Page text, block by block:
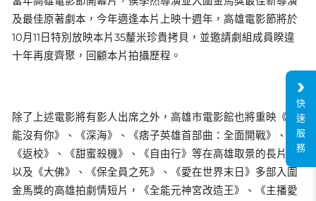
及最佳原著劇本，今年適逢本片上映十週年，高雄電影節將於
10月11日特別放映本片35釐米珍貴拷貝，並邀請劇組成員睽違
十年再度齊聚，回顧本片拍攝歷程。
除了上述電影將有影人出席之外，高雄市電影館也將重映《不
能沒有你》、《深海》、《痞子英雄首部曲：全面開戰》、
《返校》、《甜蜜殺機》、《自由行》等在高雄取景的長片，
以及《大佛》、《保全員之死》、《愛在世界末日》多部入圍
金馬獎的高雄拍劇情短片，《全能元神宮改造王》、《主播愛
快
速
服
務